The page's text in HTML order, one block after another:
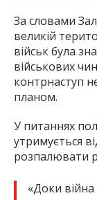
За словами
великій
військ була
військових
контрнаступ
планом.
У питаннях
утримується
розпалювати
«Доки війна